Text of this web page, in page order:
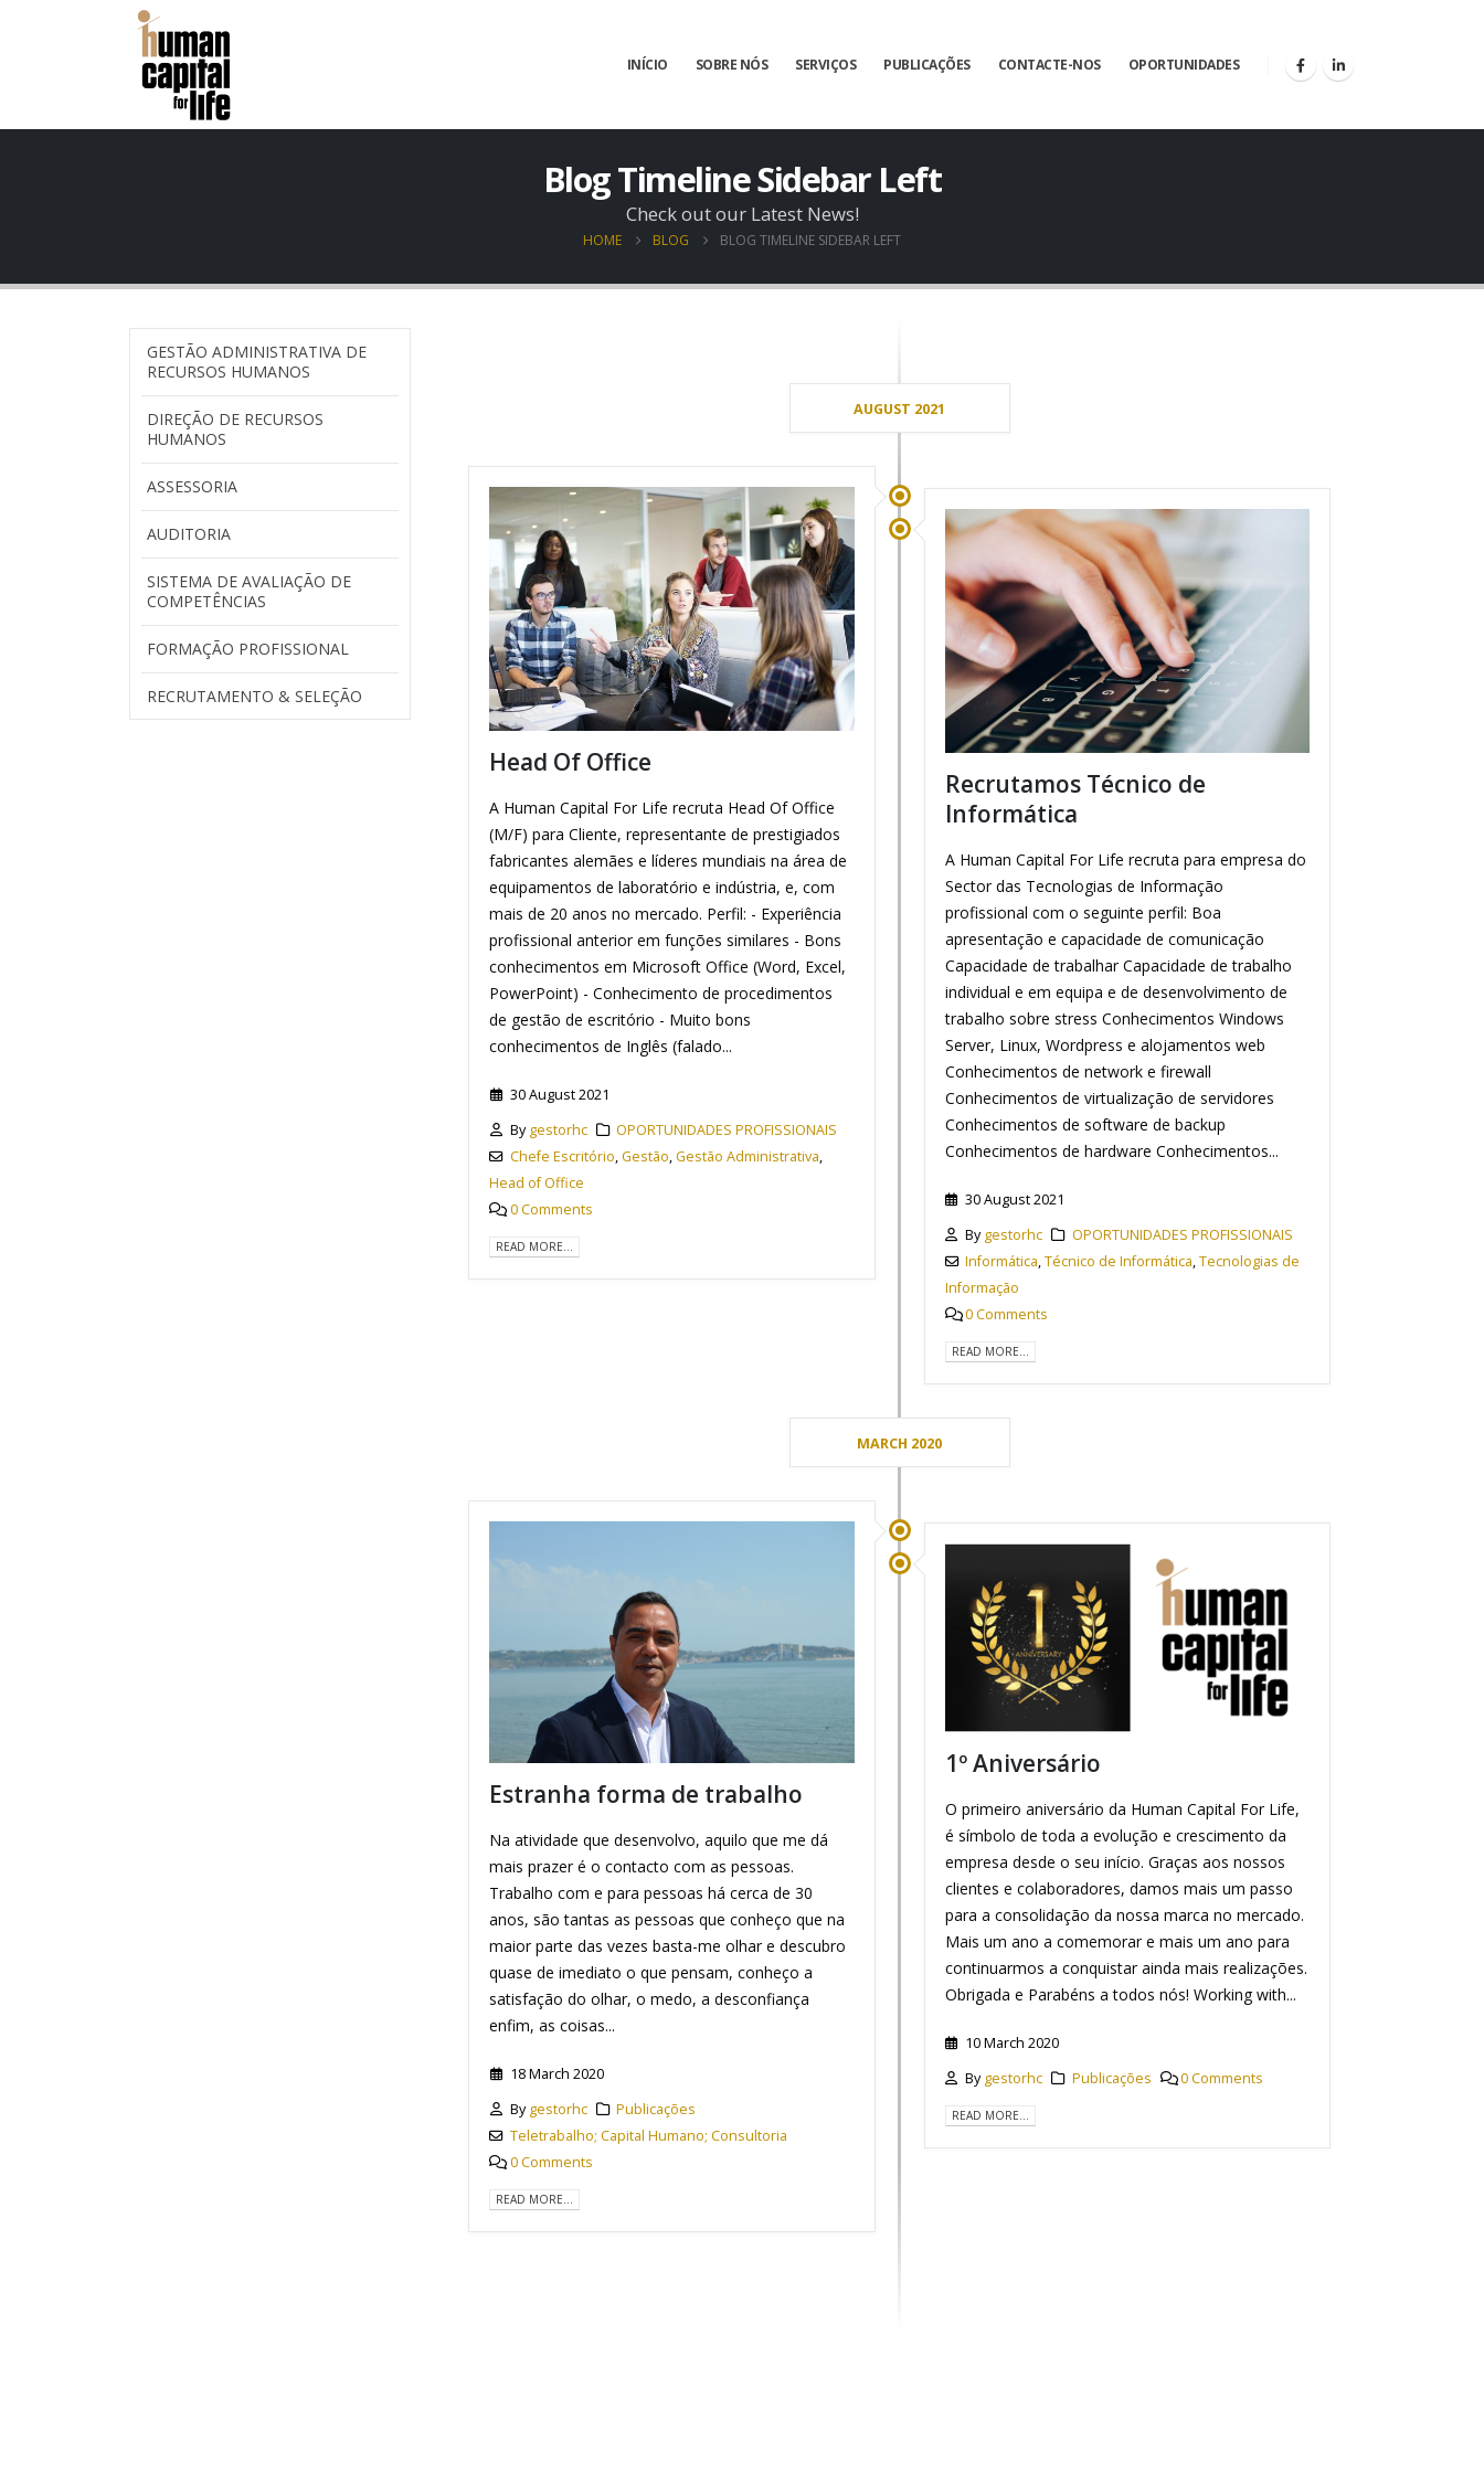
INÍCIO SOBRE NÓS SERVIÇOS PUBLICAÇÕES CONTACTE-NOS OPORTUNIDADES
Blog Timeline Sidebar Left
Check out our Latest News!
HOME BLOG BLOG TIMELINE SIDEBAR LEFT
AUGUST 2021
Head Of Office
A Human Capital For Life recruta Head Of Office
(M/F) para Cliente, representante de prestigiados
fabricantes alemães e líderes mundiais na área de
equipamentos de laboratório e indústria, e, com
mais de 20 anos no mercado. Perfil: - Experiência
profissional anterior em funções similares - Bons
conhecimentos em Microsoft Office (Word, Excel,
PowerPoint) - Conhecimento de procedimentos
de gestão de escritório - Muito bons
conhecimentos de Inglês (falado...
30 August 2021
Bygestorhc
OPORTUNIDADES PROFISSIONAIS
Chefe Escritório,Gestão,Gestão Administrativa,
Head of Office
0 Comments
READ MORE...
Recrutamos Técnico de
Informática
A Human Capital For Life recruta para empresa do
Sector das Tecnologias de Informação
profissional com o seguinte perfil: Boa
apresentação e capacidade de comunicação
Capacidade de trabalhar Capacidade de trabalho
individual e em equipa e de desenvolvimento de
trabalho sobre stress Conhecimentos Windows
Server, Linux, Wordpress e alojamentos web
Conhecimentos de network e firewall
Conhecimentos de virtualização de servidores
Conhecimentos de software de backup
Conhecimentos de hardware Conhecimentos...
30 August 2021
Bygestorhc
OPORTUNIDADES PROFISSIONAIS
Informática,Técnico de Informática,Tecnologias de
Informação
0 Comments
READ MORE...
MARCH 2020
Estranha forma de trabalho
Na atividade que desenvolvo, aquilo que me dá
mais prazer é o contacto com as pessoas.
Trabalho com e para pessoas há cerca de 30
anos, são tantas as pessoas que conheço que na
maior parte das vezes basta-me olhar e descubro
quase de imediato o que pensam, conheço a
satisfação do olhar, o medo, a desconfiança
enfim, as coisas...
18 March 2020
Bygestorhc
Publicações
Teletrabalho; Capital Humano; Consultoria
0 Comments
READ MORE...
1º Aniversário
O primeiro aniversário da Human Capital For Life,
é símbolo de toda a evolução e crescimento da
empresa desde o seu início. Graças aos nossos
clientes e colaboradores, damos mais um passo
para a consolidação da nossa marca no mercado.
Mais um ano a comemorar e mais um ano para
continuarmos a conquistar ainda mais realizações.
Obrigada e Parabéns a todos nós! Working with...
10 March 2020
Bygestorhc Publicações 0 Comments
READ MORE...
GESTÃO ADMINISTRATIVA DE
RECURSOS HUMANOS
DIREÇÃO DE RECURSOS
HUMANOS
ASSESSORIA
AUDITORIA
SISTEMA DE AVALIAÇÃO DE
COMPETÊNCIAS
FORMAÇÃO PROFISSIONAL
RECRUTAMENTO & SELEÇÃO